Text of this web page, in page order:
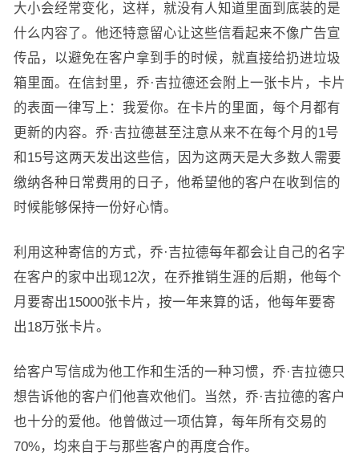
大小会经常变化，这样，就没有人知道里面到底装的是
什么内容了。他还特意留心让这些信看起来不像广告宣
传品，以避免在客户拿到手的时候，就直接给扔进垃圾
箱里面。在信封里，乔·吉拉德还会附上一张卡片，卡片
的表面一律写上：我爱你。在卡片的里面，每个月都有
更新的内容。乔·吉拉德甚至注意从来不在每个月的1号
和15号这两天发出这些信，因为这两天是大多数人需要
缴纳各种日常费用的日子，他希望他的客户在收到信的
时候能够保持一份好心情。
利用这种寄信的方式，乔·吉拉德每年都会让自己的名字
在客户的家中出现12次，在乔推销生涯的后期，他每个
月要寄出15000张卡片，按一年来算的话，他每年要寄
出18万张卡片。
给客户写信成为他工作和生活的一种习惯，乔·吉拉德只
想告诉他的客户们他喜欢他们。当然，乔·吉拉德的客户
也十分的爱他。他曾做过一项估算，每年所有交易的
70%，均来自于与那些客户的再度合作。